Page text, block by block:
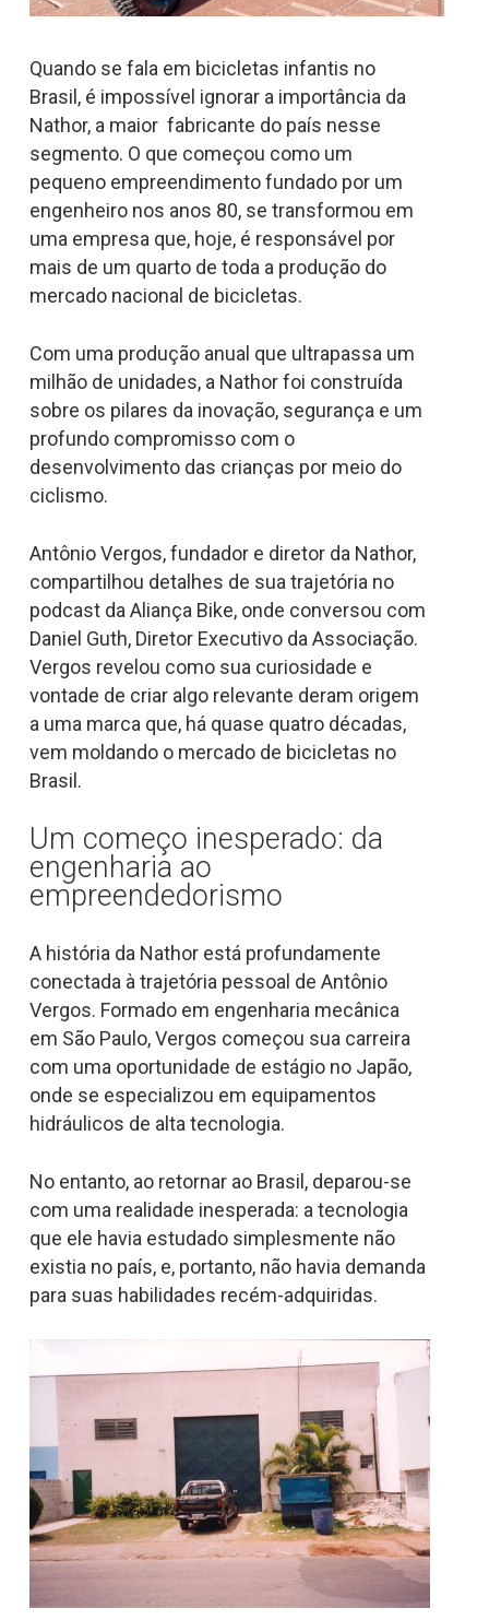
Quando se fala em bicicletas infantis no
Brasil, é impossível ignorar a importância da
Nathor, a maior fabricante do país nesse
segmento. O que começou como um
pequeno empreendimento fundado por um
engenheiro nos anos 80, se transformou em
uma empresa que, hoje, é responsável por
mais de um quarto de toda a produção do
mercado nacional de bicicletas.
Com uma produção anual que ultrapassa um
milhão de unidades, a Nathor foi construída
sobre os pilares da inovação, segurança e um
profundo compromisso com o
desenvolvimento das crianças por meio do
ciclismo.
Antônio Vergos, fundador e diretor da Nathor,
compartilhou detalhes de sua trajetória no
podcast da Aliança Bike, onde conversou com
Daniel Guth, Diretor Executivo da Associação.
Vergos revelou como sua curiosidade e
vontade de criar algo relevante deram origem
a uma marca que, há quase quatro décadas,
vem moldando o mercado de bicicletas no
Brasil.
Um começo inesperado: da
engenharia ao
empreendedorismo
A história da Nathor está profundamente
conectada à trajetória pessoal de Antônio
Vergos. Formado em engenharia mecânica
em São Paulo, Vergos começou sua carreira
com uma oportunidade de estágio no Japão,
onde se especializou em equipamentos
hidráulicos de alta tecnologia.
No entanto, ao retornar ao Brasil, deparou-se
com uma realidade inesperada: a tecnologia
que ele havia estudado simplesmente não
existia no país, e, portanto, não havia demanda
para suas habilidades recém-adquiridas.